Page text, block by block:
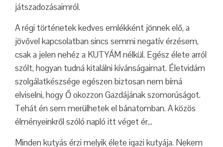
játszadozásaimról.
A régi történetek kedves emlékként jönnek elő, a
jövővel kapcsolatban sincs semmi negatív érzésem,
csak a jelen nehéz a KUTYÁM nélkül. Egész élete arról
szólt, hogyan tudná kitalálni kívánságaimat. Életvidám
szolgálatkészsége egészen biztosan nem bírná
elviselni, hogy Ő okozzon Gazdájának szomorúságot.
Tehát én sem merülhetek el bánatomban. A közös
élményeinkről szóló napló itt véget ér…
Minden kutyás érzi melyik élete igazi kutyája. Nekem